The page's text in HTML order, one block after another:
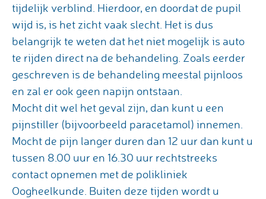
tijdelijk verblind. Hierdoor, en doordat de pupil
wijd is, is het zicht vaak slecht. Het is dus
belangrijk te weten dat het niet mogelijk is auto
te rijden direct na de behandeling. Zoals eerder
geschreven is de behandeling meestal pijnloos
en zal er ook geen napijn ontstaan.
Mocht dit wel het geval zijn, dan kunt u een
pijnstiller (bijvoorbeeld paracetamol) innemen.
Mocht de pijn langer duren dan 12 uur dan kunt u
tussen 8.00 uur en 16.30 uur rechtstreeks
contact opnemen met de polikliniek
Oogheelkunde. Buiten deze tijden wordt u